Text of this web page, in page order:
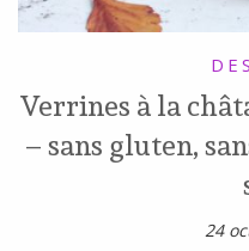
Verrines à la
– sans gluten,
24